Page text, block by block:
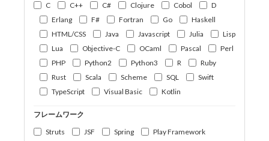
C
C++ C# Clojure Cobol
D
Erlang
F# Fortran Go
Haskell
HTML/CSS
Java Javascript Julia
Lisp
Lua
Objective-C OCaml Pascal
Perl
PHP
Python2 Python3 R
Ruby
Rust
Scala Scheme SQL
Swift
TypeScript
Visual Basic Kotlin
フレームワーク
Struts
JSF Spring
Play Framework